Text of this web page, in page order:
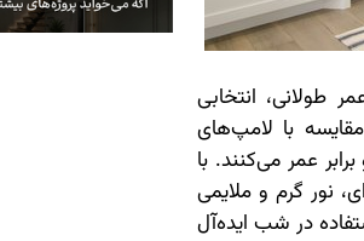
طولانی، انتخابی
با لامپ‌های
دو برابر عمر می‌کنند. با
رشته‌ای، نور گرم و ملایمی
در شب ایده‌آل